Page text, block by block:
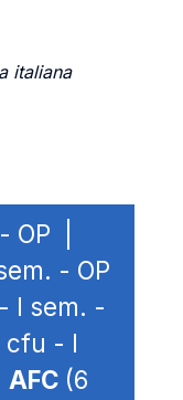
italiana
OP |
- OP
I sem. -
cfu - I
AFC (6